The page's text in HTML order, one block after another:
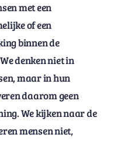
met een
of een
binnen de
denken niet in
maar in hun
daarom geen
We kijken naar de
mensen niet,